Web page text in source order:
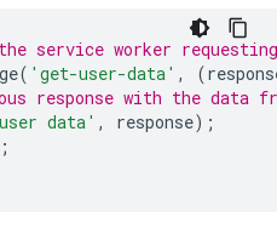
service worker
( 'get-user-data' , (
response with the data
data' , response);